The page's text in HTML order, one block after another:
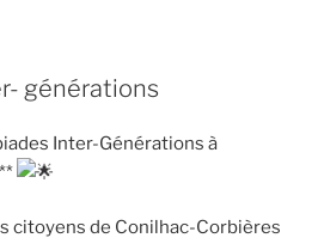
générations
Inter-Générations à
citoyens de Conilhac-Corbières